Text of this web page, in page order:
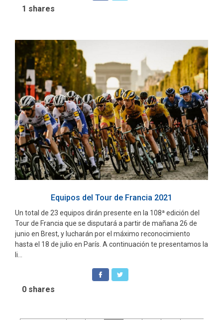
1 shares
Equipos del Tour de Francia 2021
Un total de 23 equipos dirán presente en la 108ª edición del
Tour de Francia que se disputará a partir de mañana 26 de
junio en Brest, y lucharán por el máximo reconocimiento
hasta el 18 de julio en París. A continuación te presentamos la
li...
0 shares